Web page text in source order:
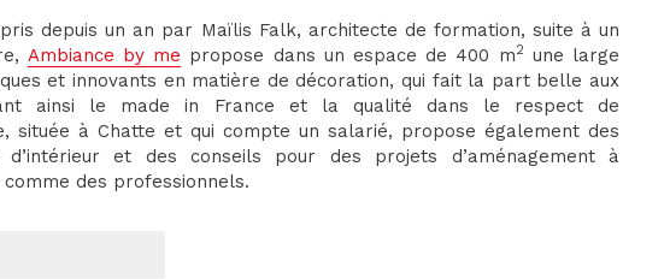
depuis un an par Maïlis Falk, architecte de formation, suite à un
Ambiance by me propose dans un espace de 400 m2
une large
et innovants en matière de décoration, qui fait la part belle aux
ainsi le made in France et la qualité dans le respect de
située à Chatte et qui compte un salarié, propose également des
d’intérieur et des conseils pour des projets d’aménagement à
des professionnels.